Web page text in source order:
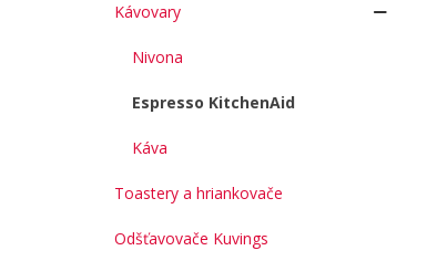
Kávovary
Nivona
Espresso KitchenAid
Káva
Toastery a hriankovače
Odšťavovače Kuvings